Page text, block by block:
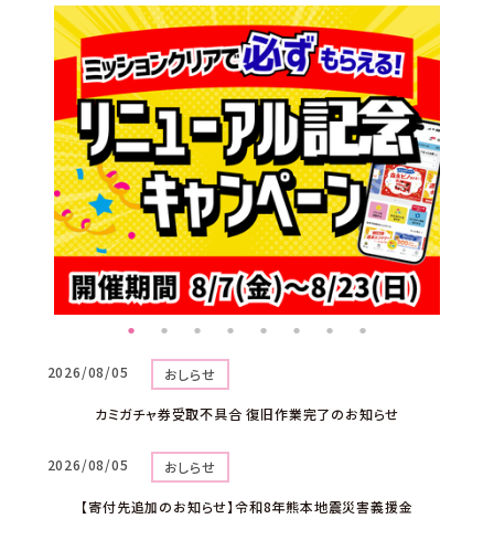
2026/08/05 おしらせ
カミガチャ券受取不具合 復旧作業完了のお知らせ
2026/08/05 おしらせ
【寄付先追加のお知らせ】令和8年熊本地震災害義援金